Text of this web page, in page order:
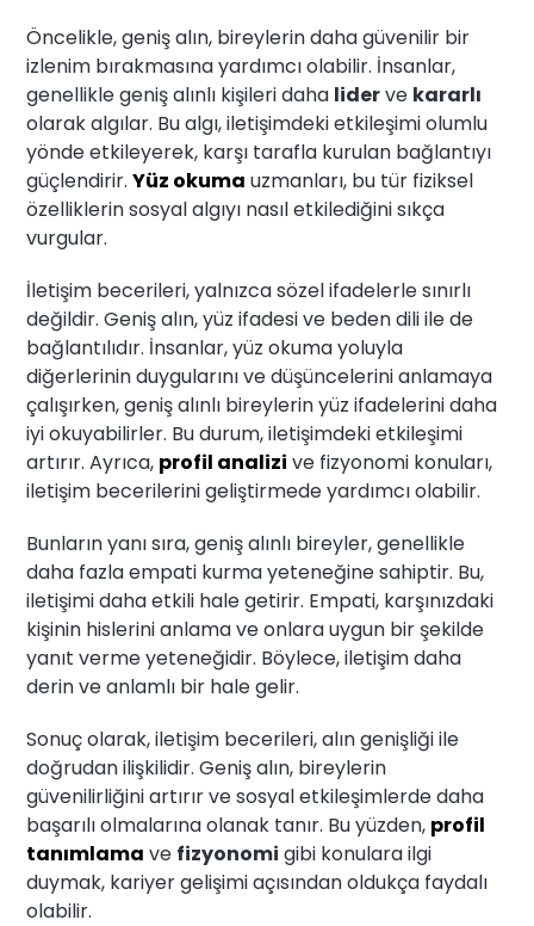
Öncelikle, geniş alın, bireylerin daha güvenilir bir
izlenim bırakmasına yardımcı olabilir. İnsanlar,
genellikle geniş alınlı kişileri daha liderve kararlı
olarak algılar. Bu algı, iletişimdeki etkileşimi olumlu
yönde etkileyerek, karşı tarafla kurulan bağlantıyı
güçlendirir.Yüz okuma uzmanları, bu tür fiziksel
özelliklerin sosyal algıyı nasıl etkilediğini sıkça
vurgular.
İletişim becerileri, yalnızca sözel ifadelerle sınırlı
değildir. Geniş alın, yüz ifadesi ve beden dili ile de
bağlantılıdır. İnsanlar, yüz okuma yoluyla
diğerlerinin duygularını ve düşüncelerini anlamaya
çalışırken, geniş alınlı bireylerin yüz ifadelerini daha
iyi okuyabilirler. Bu durum, iletişimdeki etkileşimi
artırır. Ayrıca, profil analizi ve fizyonomi konuları,
iletişim becerilerini geliştirmede yardımcı olabilir.
Bunların yanı sıra, geniş alınlı bireyler, genellikle
daha fazla empati kurma yeteneğine sahiptir. Bu,
iletişimi daha etkili hale getirir. Empati, karşınızdaki
kişinin hislerini anlama ve onlara uygun bir şekilde
yanıt verme yeteneğidir. Böylece, iletişim daha
derin ve anlamlı bir hale gelir.
Sonuç olarak, iletişim becerileri, alın genişliği ile
doğrudan ilişkilidir. Geniş alın, bireylerin
güvenilirliğini artırır ve sosyal etkileşimlerde daha
başarılı olmalarına olanak tanır. Bu yüzden, profil
tanımlama ve fizyonomi gibi konulara ilgi
duymak, kariyer gelişimi açısından oldukça faydalı
olabilir.